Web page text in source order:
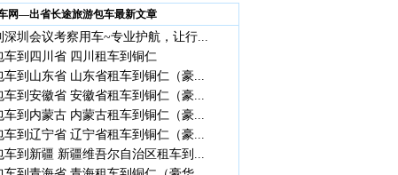
网—出省长途旅游包车最新文章
深圳会议考察用车~专业护航，让行...
车到四川省 四川租车到铜仁
车到山东省 山东省租车到铜仁（豪...
车到安徽省 安徽省租车到铜仁（豪...
车到内蒙古 内蒙古租车到铜仁（豪...
车到辽宁省 辽宁省租车到铜仁（豪...
车到新疆 新疆维吾尔自治区租车到...